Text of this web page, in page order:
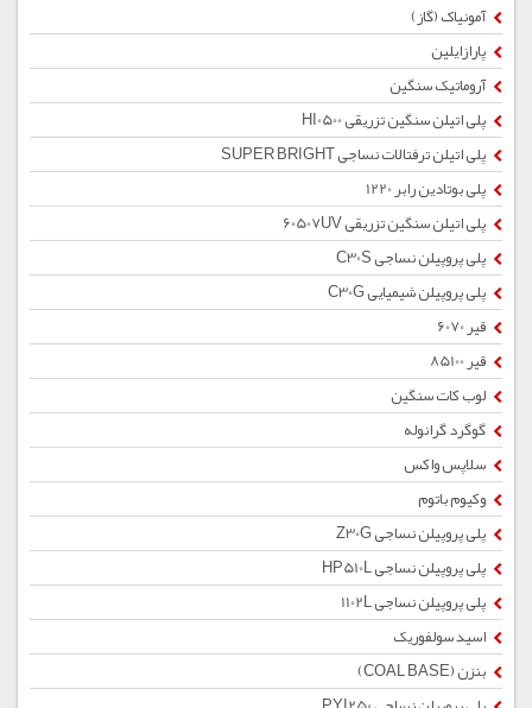
آمونیاک (گاز)
پارازایلین
آروماتیک سنگین
پلی اتیلن سنگین تزریقی HI0500
پلی اتیلن ترفتالات نساجی SUPER BRIGHT
پلی بوتادین رابر 1220
پلی اتیلن سنگین تزریقی 60507UV
پلی پروپیلن نساجی C30S
پلی پروپیلن شیمیایی C30G
قیر 6070
قیر 85100
لوب کات سنگین
گوگرد گرانوله
سلاپس واکس
وکیوم باتوم
پلی پروپیلن نساجی Z30G
پلی پروپیلن نساجی HP510L
پلی پروپیلن نساجی 1102L
اسید سولفوریک
بنزن (COAL BASE)